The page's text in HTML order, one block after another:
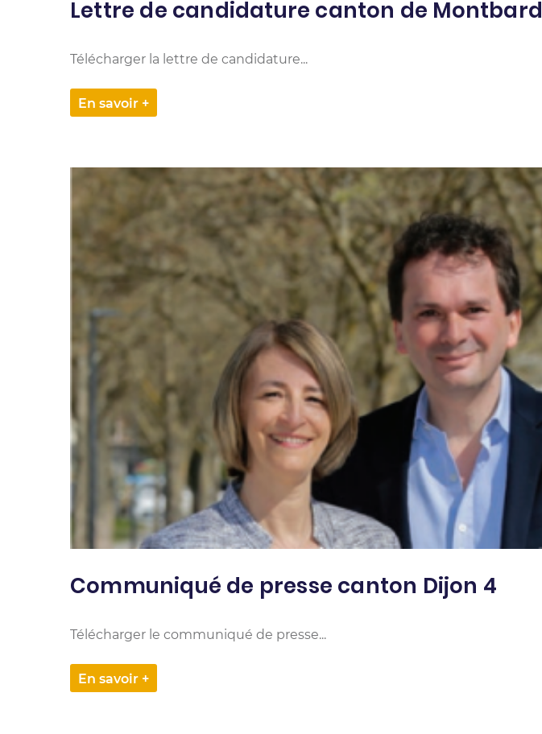
Lettre de candidature canton de Montbard
Télécharger la lettre de candidature...
En savoir +
Communiqué de presse canton Dijon 4
Télécharger le communiqué de presse...
En savoir +